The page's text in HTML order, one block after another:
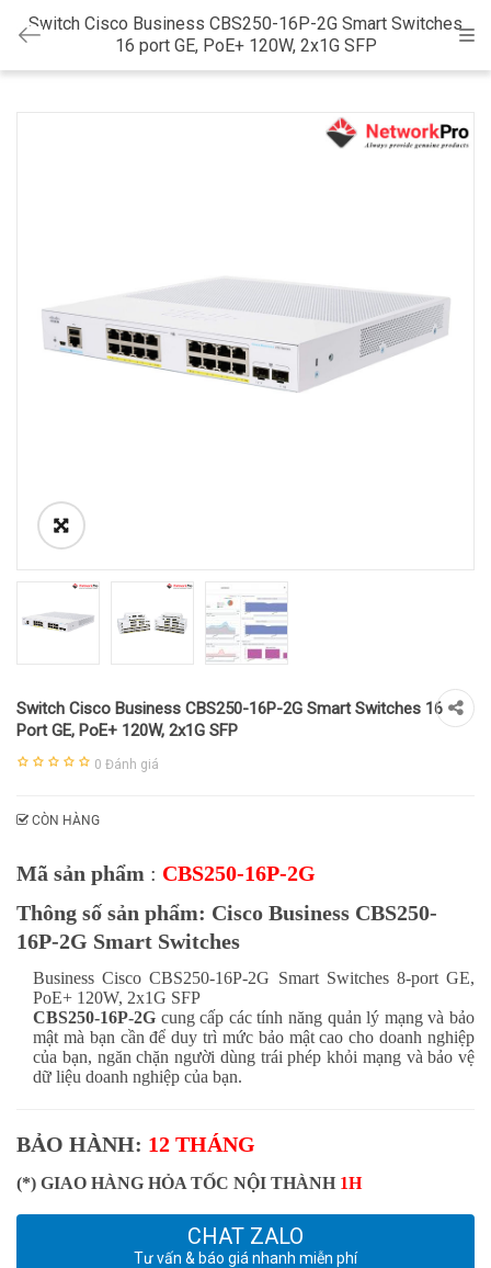
Switch Cisco Business CBS250-16P-2G Smart Switches
16 port GE, PoE+ 120W, 2x1G SFP
Switch Cisco Business CBS250-16P-2G Smart Switches 16
Port GE, PoE+ 120W, 2x1G SFP
0 Đánh giá
CÒN HÀNG
Mã sản phẩm : CBS250-16P-2G
Thông số sản phẩm: Cisco Business CBS250-
16P-2G Smart Switches
Business Cisco CBS250-16P-2G Smart Switches 8-port GE,
PoE+ 120W, 2x1G SFP
CBS250-16P-2G cung cấp các tính năng quản lý mạng và bảo
mật mà bạn cần để duy trì mức bảo mật cao cho doanh nghiệp
của bạn, ngăn chặn người dùng trái phép khỏi mạng và bảo vệ
dữ liệu doanh nghiệp của bạn.
BẢO HÀNH: 12 THÁNG
(*) GIAO HÀNG HỎA TỐC NỘI THÀNH 1H
CHAT ZALO
Tư vấn & báo giá nhanh miễn phí